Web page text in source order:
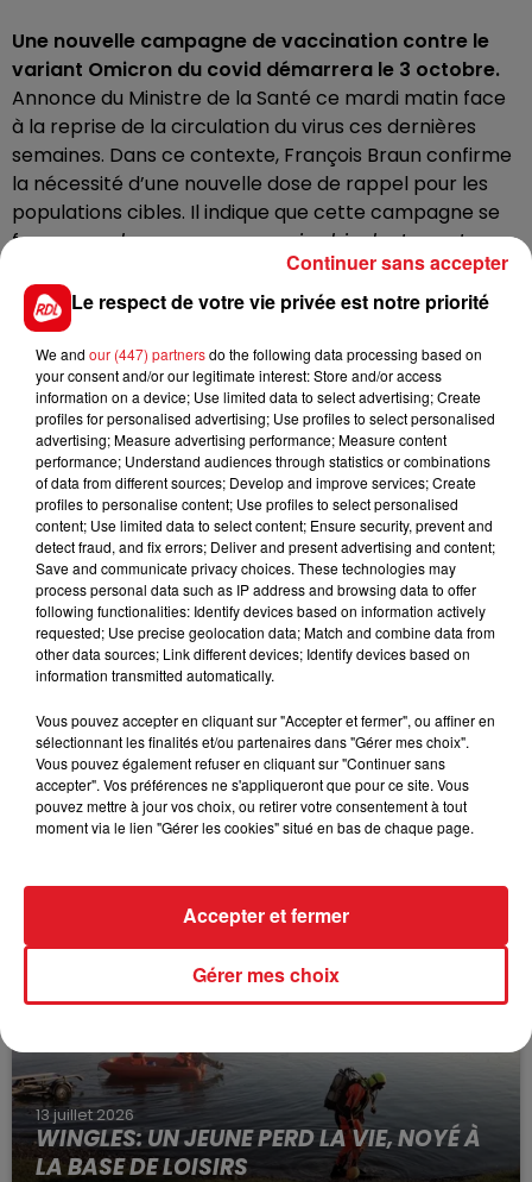
Une nouvelle campagne de vaccination contre le
variant Omicron du covid démarrera le 3 octobre.
Annonce du Ministre de la Santé ce mardi matin face
à la reprise de la circulation du virus ces dernières
semaines. Dans ce contexte, François Braun confirme
la nécessité d’une nouvelle dose de rappel pour les
populations cibles. Il indique que cette campagne se
fera avec «lesnouveaux vaccinsbivalents contre
c'est-à-dire ce vaccin qui vous vaccine sur
la souche sauvage mais également contre Omicron
».Les plus de 60 ans, les plus fragiles et leur entourage
ainsi que les soignants sont avant tout concernés.
Le ministre appelle également à davantage porter le
masque pour limiter les risques de propagation du
covid alors que l'automne commence.
FIL D'ACTUS
15 juillet 2026
BÉTHUNE: ENQUÊTE POUR HOMICIDE
à des prostituées
13 juillet 2026
WINGLES: UN JEUNE PERD LA VIE, NOYÉ À
LA BASE DE LOISIRS
Le respect de votre vie privée est notre priorité
We and our (447) partnersdo the following data processing based on
your consent and/or our legitimate interest: Store and/or access
information on a device; Use limited data to select advertising; Create
profiles for personalised advertising; Use profiles to select personalised
advertising; Measure advertising performance; Measure content
performance; Understand audiences through statistics or combinations
of data from different sources; Develop and improve services; Create
profiles to personalise content; Use profiles to select personalised
content; Use limited data to select content; Ensure security, prevent and
detect fraud, and fix errors; Deliver and present advertising and content;
Save and communicate privacy choices. These technologies may
process personal data such as IP address and browsing data to offer
following functionalities: Identify devices based on information actively
requested; Use precise geolocation data; Match and combine data from
other data sources; Link different devices; Identify devices based on
information transmitted automatically.
Vous pouvez accepter en cliquant sur "Accepter et fermer", ou affiner en
sélectionnant les finalités et/ou partenaires dans "Gérer mes choix".
Vous pouvez également refuser en cliquant sur "Continuer sans
accepter". Vos préférences ne s'appliqueront que pour ce site. Vous
pouvez mettre à jour vos choix, ou retirer votre consentement à tout
moment via le lien "Gérer les cookies" situé en bas de chaque page.
Gérer mes choix
Accepter et fermer
Continuer sans accepter